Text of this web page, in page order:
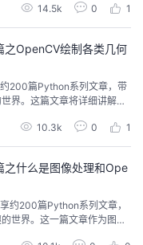
所帮助，如果有不足之处，
14.5k 0 1
OpenCV绘制各类几何
200篇Python系列文章，带
界。这篇文章将详细讲解如
函数，希望文章对您有所
10.3k 0 1
什么是图像处理和Ope
约200篇Python系列文章，
世界。这一篇文章作为图像